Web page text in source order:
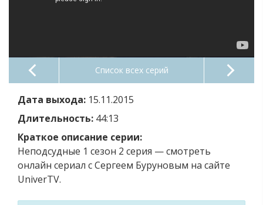
Список всех серий
Дата выхода: 15.11.2015
Длительность: 44:13
Краткое описание серии:
Неподсудные 1 сезон 2 серия — смотреть
онлайн сериал с Сергеем Буруновым на сайте
UniverTV.